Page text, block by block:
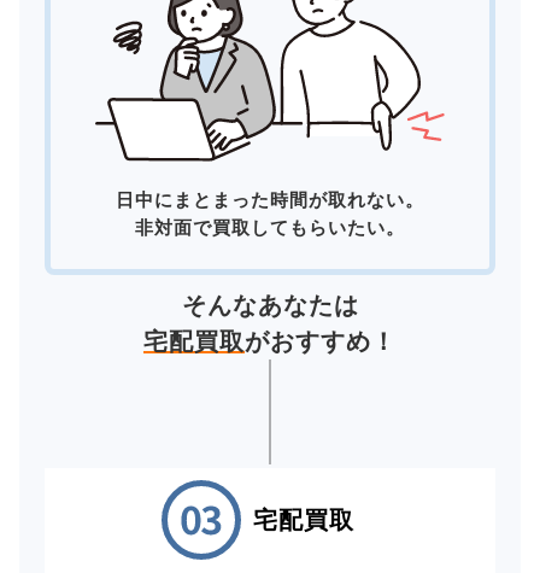
日中にまとまった時間が取れない。
非対面で買取してもらいたい。
そんなあなたは
宅配買取がおすすめ！
宅配買取